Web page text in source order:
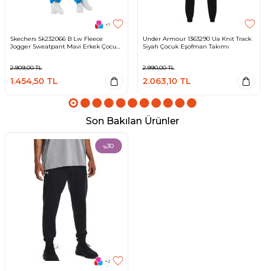
+1
Skechers Sk232066 B Lw Fleece
Jogger Sweatpant Mavi Erkek Çocuk
2.909,00TL
1.454,50 TL
Under Armour 1363290 Ua Knit Track
Siyah Çocuk Eşofman Takımı
2.990,00TL
2.063,10 TL
Son Bakılan Ürünler
%30
+2